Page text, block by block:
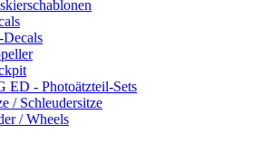
ED - Photoätzteil-Sets
/ Schleudersitze
/ Wheels